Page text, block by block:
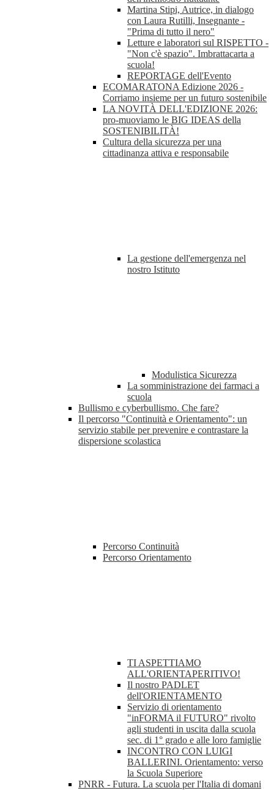
Martina Stipi, Autrice, in dialogo
con Laura Rutilli, Insegnante -
"Prima di tutto il nero"
Letture e laboratori sul RISPETTO -
"Non c'è spazio". Imbrattacarta a
scuola!
REPORTAGE dell'Evento
ECOMARATONA Edizione 2026 -
Corriamo insieme per un futuro sostenibile
LA NOVITÀ DELL'EDIZIONE 2026:
pro-muoviamo le BIG IDEAS della
SOSTENIBILITÀ!
Cultura della sicurezza per una
cittadinanza attiva e responsabile
La gestione dell'emergenza nel
nostro Istituto
Modulistica Sicurezza
La somministrazione dei farmaci a
scuola
Bullismo e cyberbullismo. Che fare?
Il percorso "Continuità e Orientamento": un
servizio stabile per prevenire e contrastare la
dispersione scolastica
Percorso Continuità
Percorso Orientamento
TI ASPETTIAMO
ALL'ORIENTAPERITIVO!
Il nostro PADLET
dell'ORIENTAMENTO
Servizio di orientamento
"inFORMA il FUTURO" rivolto
agli studenti in uscita dalla scuola
sec. di 1° grado e alle loro famiglie
INCONTRO CON LUIGI
BALLERINI. Orientamento: verso
la Scuola Superiore
PNRR - Futura. La scuola per l'Italia di domani